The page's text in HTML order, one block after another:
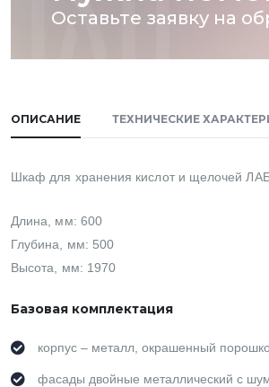
Оставьте заявку на
ОПИСАНИЕ ТЕХНИЧЕСКИЕ
Шкаф для хранения кислот и щелочей
Длина, мм: 600
Глубина, мм: 500
Высота, мм: 1970
Базовая комплектация
корпус – металл, окрашенный
фасады двойные металлический с